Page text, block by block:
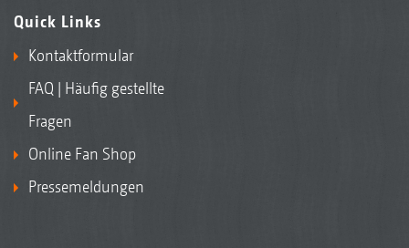
Quick Links
Kontaktformular
FAQ | Häufig gestellte
Fragen
Online Fan Shop
Pressemeldungen